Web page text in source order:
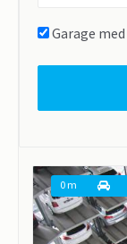
Garage
0 m